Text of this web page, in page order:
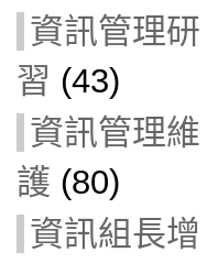
資訊管理研
習 (43)
資訊管理維
護 (80)
資訊組長增